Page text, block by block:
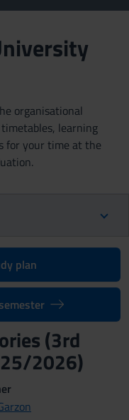
organisational
learning
for your time at the
plan
(3rd
2026)